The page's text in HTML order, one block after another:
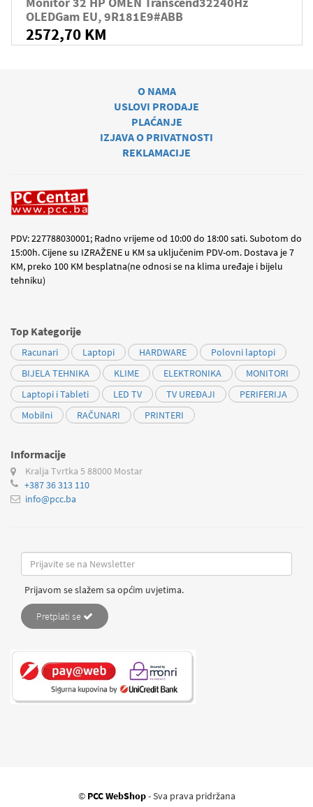
OLEDGam EU, 9R181E9#ABB
2572,70 KM
O NAMA
USLOVI PRODAJE
PLAĆANJE
IZJAVA O PRIVATNOSTI
REKLAMACIJE
PDV: 227788030001; Radno vrijeme od 10:00 do 18:00 sati. Subotom do
15:00h. Cijene su IZRAŽENE u KM sa uključenim PDV-om. Dostava je 7
KM, preko 100 KM besplatna(ne odnosi se na klima uređaje i bijelu
tehniku)
Top Kategorije
Racunari Laptopi HARDWARE
Polovni laptopi
BIJELA TEHNIKA
KLIME ELEKTRONIKA
MONITORI
Laptopi i Tableti
LED TV TV UREĐAJI
PERIFERIJA
Mobilni
RAČUNARI PRINTERI
Informacije
Kralja Tvrtka 5 88000 Mostar
+387 36 313 110
info@pcc.ba
Prijavom se slažem sa općim uvjetima.
Pretplati se
© PCC WebShop- Sva prava pridržana